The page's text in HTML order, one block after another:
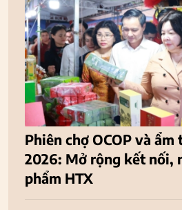
Phiên chợ OCOP và
2026: Mở rộng kết nối,
phẩm HTX